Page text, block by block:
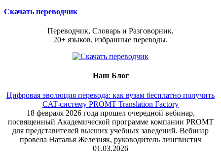
Скачать переводчик
Переводчик, Словарь и Разговорник,
20+ языков, избранные переводы.
Наш Блог
Цифровая эволюция перевода: как вузам бесплатно получить
CAT-систему PROMT Translation Factory
18 февраля 2026 года прошел очередной вебинар,
посвященный Академической программе компании PROMT
для представителей высших учебных заведений. Вебинар
провела Наталья Железняк, руководитель лингвистич
01.03.2026